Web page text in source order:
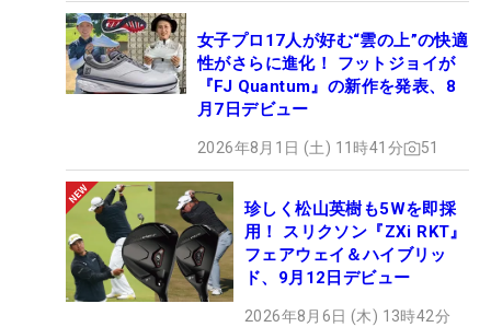
女子プロ17人が好む“雲の上”の快適
性がさらに進化！ フットジョイが
『FJ Quantum』の新作を発表、8
月7日デビュー
2026年8月1日 (土) 11時41分 51
珍しく松山英樹も5Wを即採
用！ スリクソン『ZXi RKT』
フェアウェイ＆ハイブリッ
ド、9月12日デビュー
2026年8月6日 (木) 13時42分